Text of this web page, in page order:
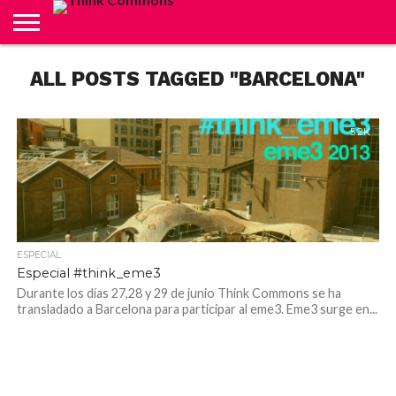
CARRITO
CONTACTO
CRÉDITOS
FINALIZAR
COMPRA
INICIO
LIVE
MI
CUENTA
TIENDA
ALL POSTS TAGGED "BARCELONA"
5.2K
ESPECIAL
Especial #think_eme3
Durante los días 27,28 y 29 de junio Think Commons se ha
transladado a Barcelona para participar al eme3. Eme3 surge en...